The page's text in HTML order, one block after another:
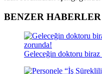
BENZER HABERLER
Geleceğin doktoru